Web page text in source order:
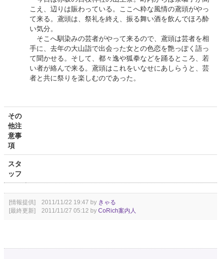
こえ、辺りは賑わっている。ここへ粋な風情の鳶頭がやっ
て来る。鳶頭は、祭礼を終え、振る舞い酒を飲んでほろ酔
い気分。
そこへ馴染みの芸者がやって来るので、鳶頭は芸者を相
手に、去年の大山詣で出会った女との色恋を艶っぽく語っ
て聞かせる。そして、都々逸や狐拳などを踊るところ、若
い者が絡んで来る。鳶頭はこれをいなせにあしらうと、芸
者と共に祭りを楽しむのであった。
その
他注
意事
項
スタ
ッフ
[情報提供] 2011/11/22 19:47 by きゃる
[最終更新] 2011/11/27 05:12 by CoRich案内人